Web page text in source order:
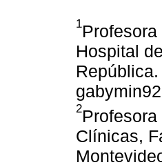
1
Hospital
2
Clínicas,